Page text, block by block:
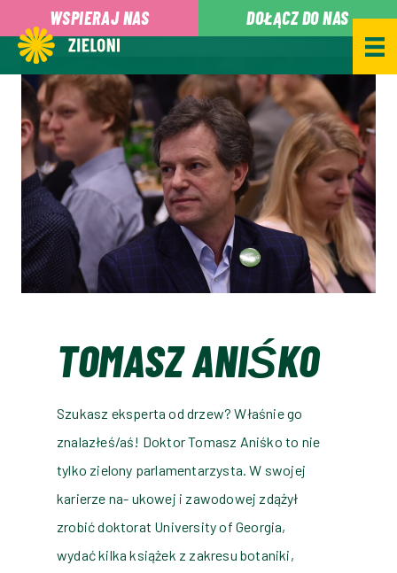
WSPIERAJ NAS DOŁĄCZ DO NAS
TOMASZ ANIŚKO
Szukasz eksperta od drzew? Właśnie go
znalazłeś/aś! Doktor Tomasz Aniśko to nie
tylko zielony parlamentarzysta. W swojej
karierze na- ukowej i zawodowej zdążył
zrobić doktorat University of Georgia,
wydać kilka książek z zakresu botaniki,